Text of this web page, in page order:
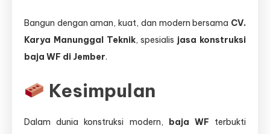
Bangun dengan aman, kuat, dan modern bersama CV.
Karya Manunggal Teknik, spesialis jasa konstruksi
baja WF di Jember.
Kesimpulan
Dalam dunia konstruksi modern, baja WF terbukti